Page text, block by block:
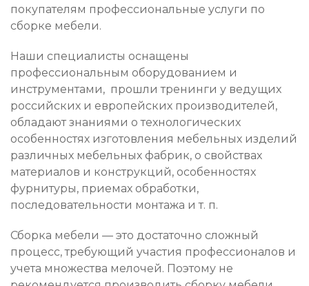
покупателям профессиональные услуги по
сборке мебели.
Наши специалисты оснащены
профессиональным оборудованием и
инструментами, прошли тренинги у ведущих
российских и европейских производителей,
обладают знаниями о технологических
особенностях изготовления мебельных изделий
различных мебельных фабрик, о свойствах
материалов и конструкций, особенностях
фурнитуры, приемах обработки,
последовательности монтажа и т. п.
Сборка мебели — это достаточно сложный
процесс, требующий участия профессионалов и
учета множества мелочей. Поэтому не